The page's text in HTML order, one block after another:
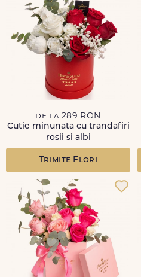
de la 289 RON
Cutie minunata cu trandafiri
rosii si albi
Trimite Flori